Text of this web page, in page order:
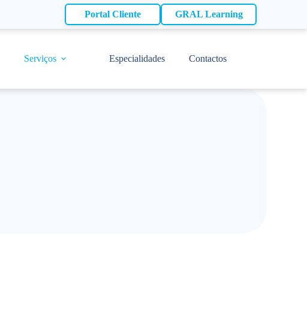
Portal Cliente GRAL Learning
Serviços Especialidades Contactos